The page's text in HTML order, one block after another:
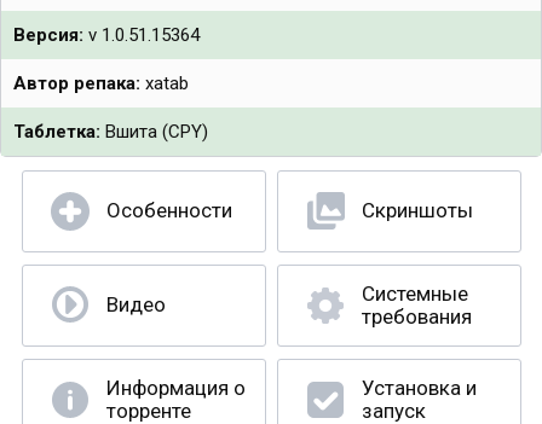
Версия: v 1.0.51.15364
Автор репака: xatab
Таблетка: Вшита (CPY)
Особенности Скриншоты
Видео
Системные
требования
Информация о
торренте
Установка и
запуск